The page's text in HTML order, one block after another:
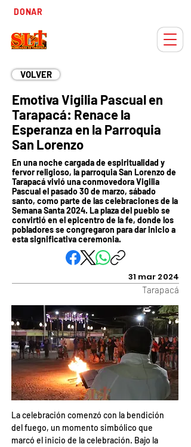
DONAR
VOLVER
Emotiva Vigilia Pascual en
Tarapacá: Renace la
Esperanza en la Parroquia
San Lorenzo
En una noche cargada de espiritualidad y
fervor religioso, la parroquia San Lorenzo de
Tarapacá vivió una conmovedora Vigilia
Pascual el pasado 30 de marzo, sábado
santo, como parte de las celebraciones de la
Semana Santa 2024. La plaza del pueblo se
convirtió en el epicentro de la fe, donde los
pobladores se congregaron para dar inicio a
esta significativa ceremonia.
31 mar 2024
Tarapacá
La celebración comenzó con la bendición
del fuego, un momento simbólico que
marcó el inicio de la celebración. Bajo la